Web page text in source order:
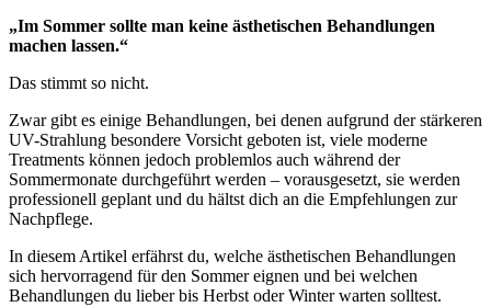
„Im Sommer sollte man keine ästhetischen Behandlungen
machen lassen.“
Das stimmt so nicht.
Zwar gibt es einige Behandlungen, bei denen aufgrund der stärkeren
UV-Strahlung besondere Vorsicht geboten ist, viele moderne
Treatments können jedoch problemlos auch während der
Sommermonate durchgeführt werden – vorausgesetzt, sie werden
professionell geplant und du hältst dich an die Empfehlungen zur
Nachpflege.
In diesem Artikel erfährst du, welche ästhetischen Behandlungen
sich hervorragend für den Sommer eignen und bei welchen
Behandlungen du lieber bis Herbst oder Winter warten solltest.